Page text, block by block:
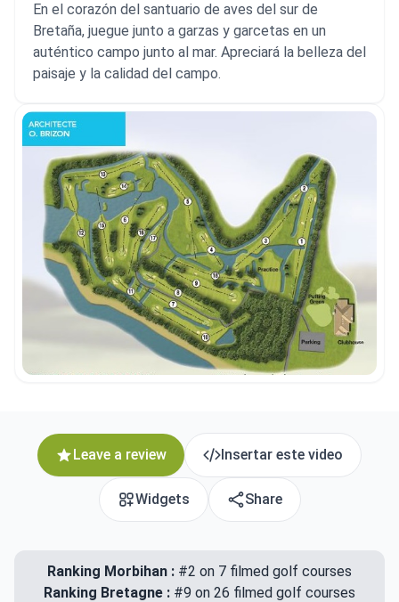
En el corazón del santuario de aves del sur de
Bretaña, juegue junto a garzas y garcetas en un
auténtico campo junto al mar. Apreciará la belleza del
paisaje y la calidad del campo.
Leave a review Insertar este video
Widgets Share
Ranking Morbihan : #2 on 7 filmed golf courses
Ranking Bretagne : #9 on 26 filmed golf courses